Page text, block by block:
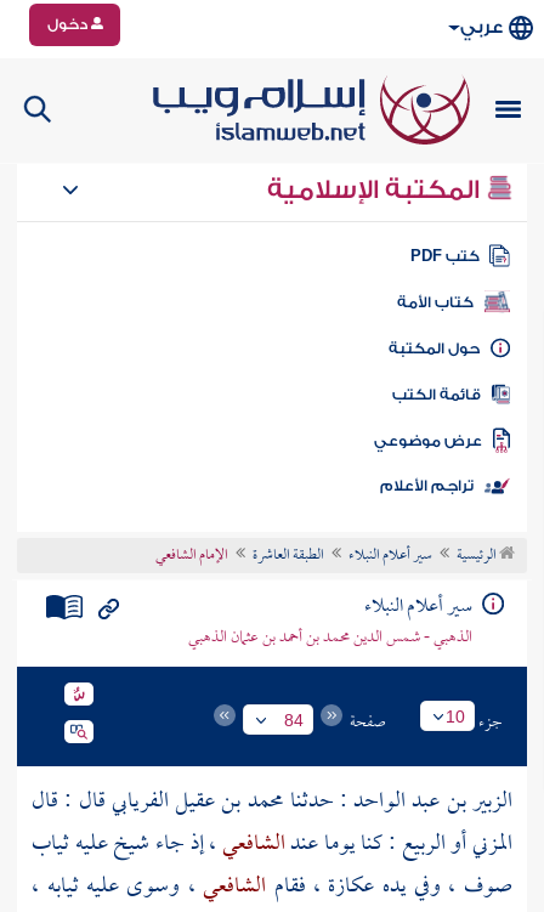
عربي دخول
المكتبة الإسلامية
كتب PDF
كتاب الأمة
المكتبة
الكتب
موضوعي
تراجم الأعلام
الرئيسية سير أعلام النبلاء الطبقة العاشرة الإمام الشافعي
سير أعلام النبلاء
الذهبي - شمس الدين محمد بن أحمد بن عثمان الذهبي
جزء 10 صفحة 84
الزبير بن عبد الواحد: حدثنامحمد بن عقيل الفريابيقال : قال
المزنيأوالربيع : كنا يوما عندالشافعي، إذ جاء شيخ عليه ثياب
صوف ، وفي يده عكازة ، فقام الشافعي، وسوى عليه ثيابه ،